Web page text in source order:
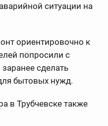
ситуации на
ориентировочно к
попросили с
сделать
бытовых нужд.
в Трубчевске также